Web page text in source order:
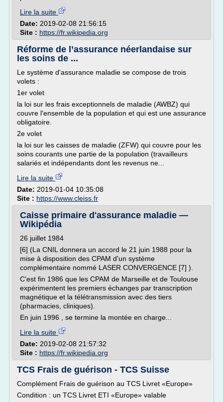
Lire la suite
Date: 2019-02-08 21:56:15
Site : https://fr.wikipedia.org
Réforme de l’assurance néerlandaise sur
les soins de ...
Le système d'assurance maladie se compose de trois
volets :
1er volet
la loi sur les frais exceptionnels de maladie (AWBZ) qui
couvre l'ensemble de la population et qui est une assurance
obligatoire.
2e volet
la loi sur les caisses de maladie (ZFW) qui couvre pour les
soins courants une partie de la population (travailleurs
salariés et indépendants dont les revenus ne...
Lire la suite
Date: 2019-01-04 10:35:08
Site : https://www.cleiss.fr
Caisse primaire d'assurance maladie —
Wikipédia
26 juillet 1984
[6] (La CNIL donnera un accord le 21 juin 1988 pour la
mise à disposition des CPAM d'un système
complémentaire nommé LASER CONVERGENCE [7] ).
C'est fin 1986 que les CPAM de Marseille et de Toulouse
expérimentent les premiers échanges par transcription
magnétique et la télétransmission avec des tiers
(pharmacies, cliniques).
En juin 1996 , se termine la montée en charge...
Lire la suite
Date: 2019-02-08 21:57:32
Site : https://fr.wikipedia.org
TCS Frais de guérison - TCS Suisse
Complément Frais de guérison au TCS Livret «Europe»
Condition : un TCS Livret ETI «Europe» valable